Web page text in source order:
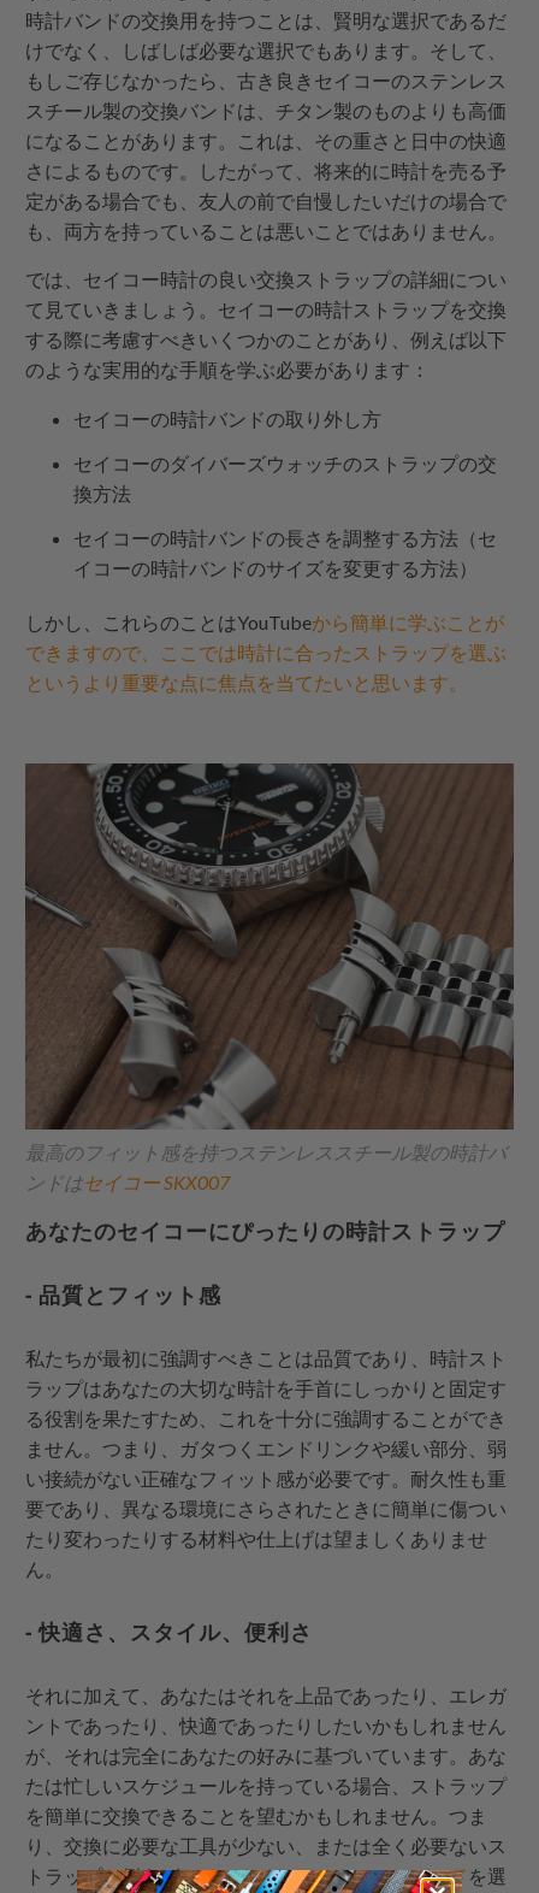
時計バンドの交換用を持つことは、賢明な選択であるだ
けでなく、しばしば必要な選択でもあります。そして、
もしご存じなかったら、古き良きセイコーのステンレス
スチール製の交換バンドは、チタン製のものよりも高価
になることがあります。これは、その重さと日中の快適
さによるものです。したがって、将来的に時計を売る予
定がある場合でも、友人の前で自慢したいだけの場合で
も、両方を持っていることは悪いことではありません。
では、セイコー時計の良い交換ストラップの詳細につい
て見ていきましょう。セイコーの時計ストラップを交換
する際に考慮すべきいくつかのことがあり、例えば以下
のような実用的な手順を学ぶ必要があります：
セイコーの時計バンドの取り外し方
セイコーのダイバーズウォッチのストラップの交
換方法
セイコーの時計バンドの長さを調整する方法（セ
イコーの時計バンドのサイズを変更する方法）
しかし、これらのことはYouTubeから簡単に学ぶことが
できますので、ここでは時計に合ったストラップを選ぶ
というより重要な点に焦点を当てたいと思います。
最高のフィット感を持つステンレススチール製の時計バ
ンドはセイコー SKX007
あなたのセイコーにぴったりの時計ストラップ
- 品質とフィット感
私たちが最初に強調すべきことは品質であり、時計スト
ラップはあなたの大切な時計を手首にしっかりと固定す
る役割を果たすため、これを十分に強調することができ
ません。つまり、ガタつくエンドリンクや緩い部分、弱
い接続がない正確なフィット感が必要です。耐久性も重
要であり、異なる環境にさらされたときに簡単に傷つい
たり変わったりする材料や仕上げは望ましくありませ
ん。
- 快適さ、スタイル、便利さ
それに加えて、あなたはそれを上品であったり、エレガ
ントであったり、快適であったりしたいかもしれません
が、それは完全にあなたの好みに基づいています。あな
たは忙しいスケジュールを持っている場合、ストラップ
を簡単に交換できることを望むかもしれません。つま
り、交換に必要な工具が少ない、または全く必要ないス
トラップ、例えばクイックリリースウォッチバンド を選